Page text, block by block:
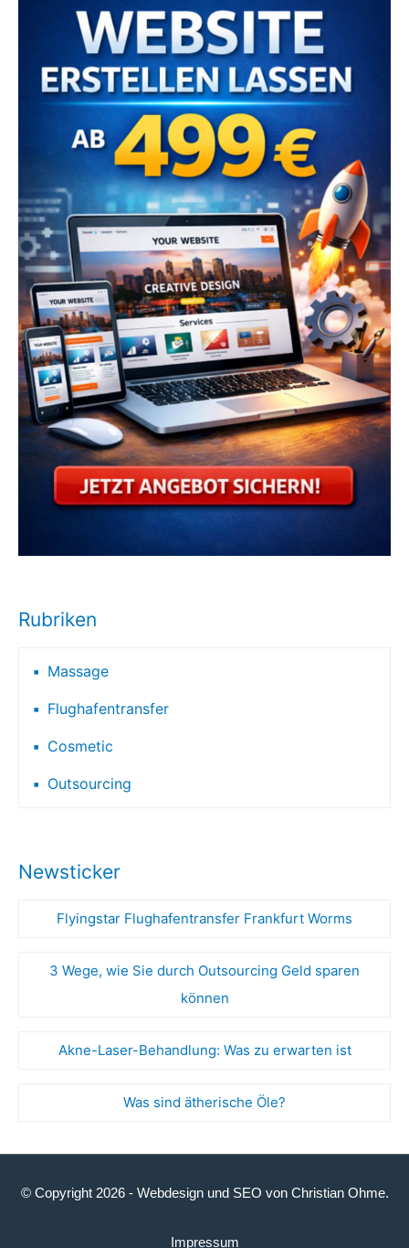
Rubriken
Massage
Flughafentransfer
Cosmetic
Outsourcing
Newsticker
Flyingstar Flughafentransfer Frankfurt Worms
3 Wege, wie Sie durch Outsourcing Geld sparen
können
Akne-Laser-Behandlung: Was zu erwarten ist
Was sind ätherische Öle?
© Copyright 2026 - Webdesignund SEO von Christian Ohme.
Impressum